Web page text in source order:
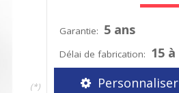
(*)
Garantie: 5 ans
Délai de fabrication: 15
Personnaliser